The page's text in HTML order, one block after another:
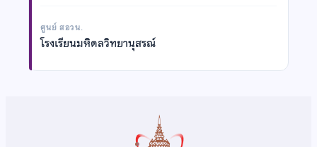
ศูนย์ สอวน.
โรงเรียนมหิดลวิทยานุสรณ์